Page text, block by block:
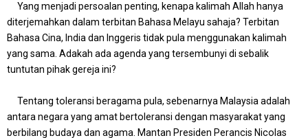
Yang menjadi persoalan penting, kenapa kalimah Allah hanya
diterjemahkan dalam terbitan Bahasa Melayu sahaja? Terbitan
Bahasa Cina, India dan Inggeris tidak pula menggunakan kalimah
yang sama. Adakah ada agenda yang tersembunyi di sebalik
tuntutan pihak gereja ini?
Tentang toleransi beragama pula, sebenarnya Malaysia adalah
antara negara yang amat bertoleransi dengan masyarakat yang
berbilang budaya dan agama. Mantan Presiden Perancis Nicolas